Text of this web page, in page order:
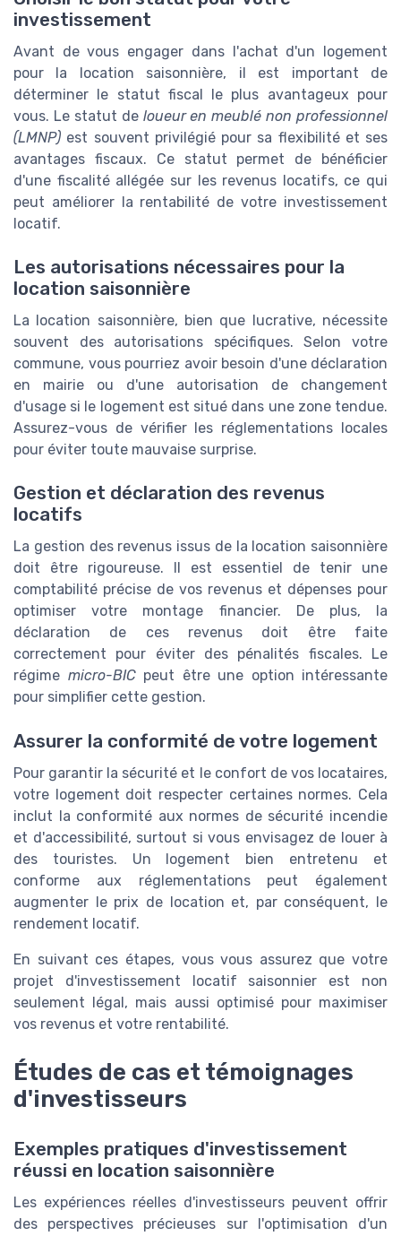
investissement
Avant de vous engager dans l'achat d'un logement
pour la location saisonnière, il est important de
déterminer le statut fiscal le plus avantageux pour
vous. Le statut de loueur en meublé non professionnel
(LMNP) est souvent privilégié pour sa flexibilité et ses
avantages fiscaux. Ce statut permet de bénéficier
d'une fiscalité allégée sur les revenus locatifs, ce qui
peut améliorer la rentabilité de votre investissement
locatif.
Les autorisations nécessaires pour la
location saisonnière
La location saisonnière, bien que lucrative, nécessite
souvent des autorisations spécifiques. Selon votre
commune, vous pourriez avoir besoin d'une déclaration
en mairie ou d'une autorisation de changement
d'usage si le logement est situé dans une zone tendue.
Assurez-vous de vérifier les réglementations locales
pour éviter toute mauvaise surprise.
Gestion et déclaration des revenus
locatifs
La gestion des revenus issus de la location saisonnière
doit être rigoureuse. Il est essentiel de tenir une
comptabilité précise de vos revenus et dépenses pour
optimiser votre montage financier. De plus, la
déclaration de ces revenus doit être faite
correctement pour éviter des pénalités fiscales. Le
régime micro-BICpeut être une option intéressante
pour simplifier cette gestion.
Assurer la conformité de votre logement
Pour garantir la sécurité et le confort de vos locataires,
votre logement doit respecter certaines normes. Cela
inclut la conformité aux normes de sécurité incendie
et d'accessibilité, surtout si vous envisagez de louer à
des touristes. Un logement bien entretenu et
conforme aux réglementations peut également
augmenter le prix de location et, par conséquent, le
rendement locatif.
En suivant ces étapes, vous vous assurez que votre
projet d'investissement locatif saisonnier est non
seulement légal, mais aussi optimisé pour maximiser
vos revenus et votre rentabilité.
Études de cas et témoignages
d'investisseurs
Exemples pratiques d'investissement
réussi en location saisonnière
Les expériences réelles d'investisseurs peuvent offrir
des perspectives précieuses sur l'optimisation d'un